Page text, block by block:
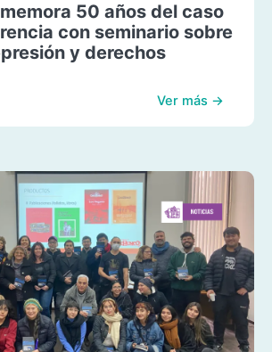
50 años del caso
con seminario sobre
y derechos
Ver más →